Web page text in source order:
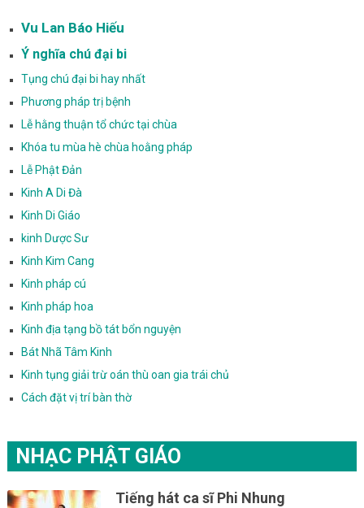
Vu Lan Báo Hiếu
Ý nghĩa chú đại bi
Tụng chú đại bi hay nhất
Phương pháp trị bệnh
Lễ hằng thuận tổ chức tại chùa
Khóa tu mùa hè chùa hoằng pháp
Lễ Phật Đản
Kinh A Di Đà
Kinh Di Giáo
kinh Dược Sư
Kinh Kim Cang
Kinh pháp cú
Kinh pháp hoa
Kinh địa tạng bồ tát bổn nguyện
Bát Nhã Tâm Kinh
Kinh tụng giải trừ oán thù oan gia trái chủ
Cách đặt vị trí bàn thờ
NHẠC PHẬT GIÁO
Tiếng hát ca sĩ Phi Nhung